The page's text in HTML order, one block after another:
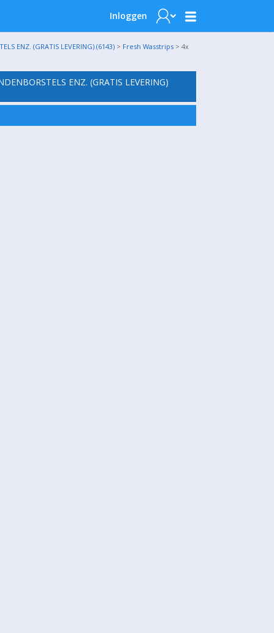
Inloggen
ENZ. (GRATIS LEVERING) (6143) > Fresh Wasstrips > 4x
ENZ. (GRATIS LEVERING)